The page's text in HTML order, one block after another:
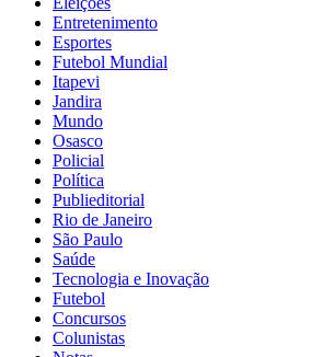
Entretenimento
Esportes
Futebol Mundial
Itapevi
Jandira
Mundo
Osasco
Policial
Política
Publieditorial
Rio de Janeiro
São Paulo
Saúde
Tecnologia e Inovação
Futebol
Concursos
Colunistas